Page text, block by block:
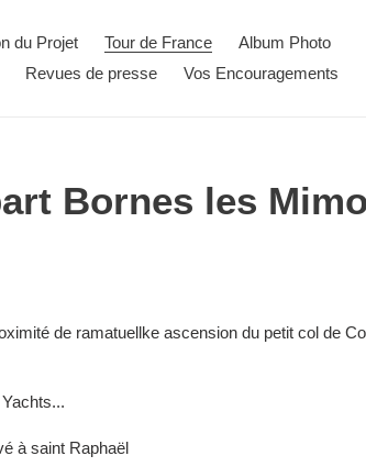
du Projet Tour de France
Album Photo
Revues de presse Vos Encouragements
Bornes les
de ramatuellke ascension du petit col de
à saint Raphaël